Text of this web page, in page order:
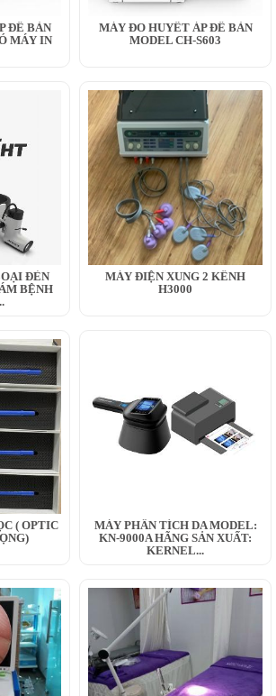
ĐỂ BÀN
MÁY IN
MÁY ĐO HUYẾT ÁP ĐỂ BÀN
MODEL CH-S603
ĐÈN
BỆNH
MÁY ĐIỆN XUNG 2 KÊNH
H3000
( OPTIC
MÁY PHÂN TÍCH DA MODEL:
KN-9000A HÃNG SẢN XUẤT:
KERNEL...